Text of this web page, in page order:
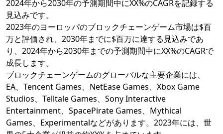
2024年から2030年の予測期間中にXX%のCAGRを記録する
見込みです。
2023年のヨーロッパのブロックチェーンゲーム市場は$百
万と評価され、2030年までに$百万に達する見込みであ
り、2024年から2030年までの予測期間中にXX%のCAGRで
成長します。
ブロックチェーンゲームのグローバルな主要企業には、
EA、Tencent Games、NetEase Games、Xbox Game
Studios、Telltale Games、Sony Interactive
Entertainment、SpacePirate Games、Mythical
Games、Experimentalなどがあります。2023年には、世